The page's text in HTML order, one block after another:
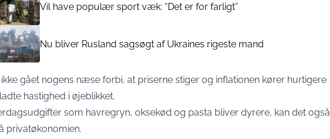
Vil have populær sport væk: “Det er for farligt”
Nu bliver Rusland sagsøgt af Ukraines rigeste mand
ikke gået nogens næse forbi, at priserne stiger og inflationen kører hurtigere
hastighed i øjeblikket.
som havregryn, oksekød og pasta bliver dyrere, kan det også
privatøkonomien.